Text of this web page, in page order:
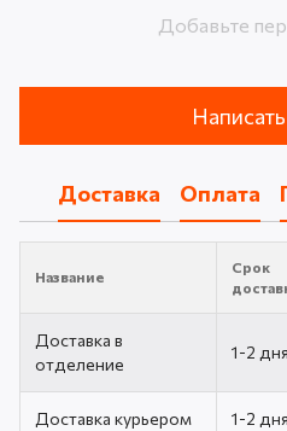
Добавьте
Доставка Оплата
Название
Срок
Доставка в
отделение
1-2 дня
Доставка курьером 1-2 дня